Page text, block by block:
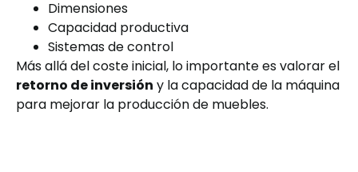
Dimensiones
Capacidad productiva
Sistemas de control
Más allá del coste inicial, lo importante es valorar el
retorno de inversión y la capacidad de la máquina
para mejorar la producción de muebles.